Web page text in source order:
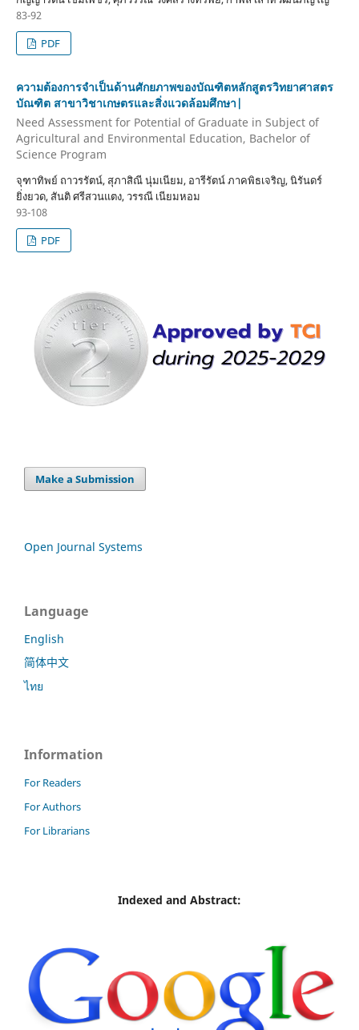
83-92
PDF
ความต้องการจำเป็นด้านศักยภาพของบัณฑิตหลักสูตรวิทยาศาสตร
บัณฑิต สาขาวิชาเกษตรและสิ่งแวดล้อมศึกษา|
Need Assessment for Potential of Graduate in Subject of
Agricultural and Environmental Education, Bachelor of
Science Program
จุฑาทิพย์ ถาวรรัตน์, สุภาสิณี นุ่มเนียม, อารีรัตน์ ภาคพิธเจริญ, นิรันดร์
ยิ่งยวด, สันติ ศรีสวนแตง, วรรณี เนียมหอม
93-108
PDF
Make a Submission
Open Journal Systems
Language
English
简体中文
ไทย
Information
For Readers
For Authors
For Librarians
Indexed and Abstract: